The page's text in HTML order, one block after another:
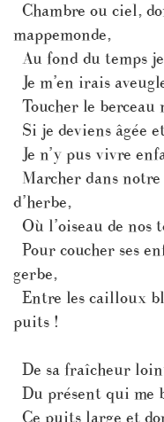
Chambre ou ciel,
mappemonde,
Au fond du temps
Je m’en irais
Toucher le
Si je deviens âgée
Je n’y pus vivre
Marcher dans
d’herbe,
Où l’oiseau de nos
Pour coucher ses
gerbe,
Entre les cailloux
puits !
De sa fraîcheur
Du présent qui me